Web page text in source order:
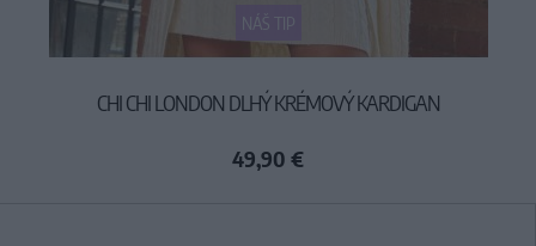
NÁŠ TIP
CHI CHI LONDON DLHÝ KRÉMOVÝ KARDIGAN
49,90 €